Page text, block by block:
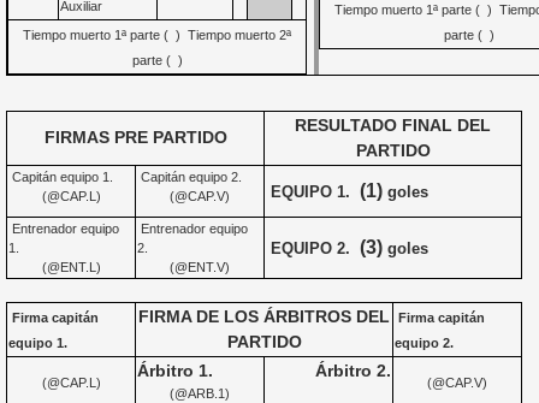
Auxiliar
Tiempo muerto 1ª parte ( ) Tiempo muerto 2ª
parte ( )
Tiempo muerto 1ª parte ( )
parte ( )
FIRMAS PRE PARTIDO
RESULTADO FINAL DEL
PARTIDO
Capitán equipo 1.
(@CAP.L)
Capitán equipo 2.
(@CAP.V)
EQUIPO 1. (1) goles
Entrenador equipo
1.
(@ENT.L)
Entrenador equipo
2.
(@ENT.V)
EQUIPO 2. (3) goles
Firma capitán
equipo 1.
FIRMA DE LOS ÁRBITROS DEL
PARTIDO
Firma capitán
equipo 2.
(@CAP.L)
Árbitro 1.
(@ARB.1)
Árbitro 2.
(@CAP.V)